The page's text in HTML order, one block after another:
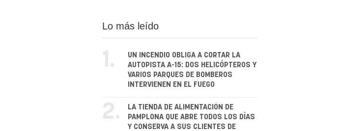
Lo más leído
1.
UN INCENDIO OBLIGA A CORTAR LA
AUTOPISTA A-15: DOS HELICÓPTEROS Y
VARIOS PARQUES DE BOMBEROS
INTERVIENEN EN EL FUEGO
2.
LA TIENDA DE ALIMENTACIÓN DE
PAMPLONA QUE ABRE TODOS LOS DÍAS
Y CONSERVA A SUS CLIENTES DE